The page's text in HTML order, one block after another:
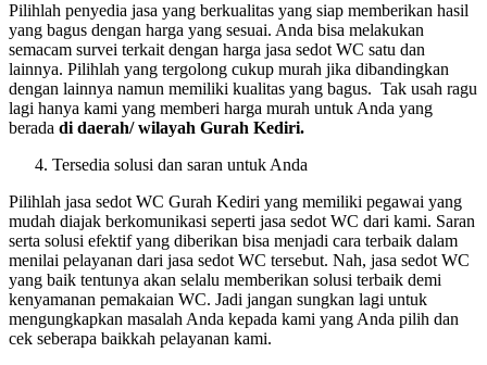
Pilihlah penyedia jasa yang berkualitas yang siap memberikan hasil
yang bagus dengan harga yang sesuai. Anda bisa melakukan
semacam survei terkait dengan harga jasa sedot WC satu dan
lainnya. Pilihlah yang tergolong cukup murah jika dibandingkan
dengan lainnya namun memiliki kualitas yang bagus. Tak usah ragu
lagi hanya kami yang memberi harga murah untuk Anda yang
berada di daerah/ wilayah Gurah Kediri.
Tersedia solusi dan saran untuk Anda
Pilihlah jasa sedot WC Gurah Kediri yang memiliki pegawai yang
mudah diajak berkomunikasi seperti jasa sedot WC dari kami. Saran
serta solusi efektif yang diberikan bisa menjadi cara terbaik dalam
menilai pelayanan dari jasa sedot WC tersebut. Nah, jasa sedot WC
yang baik tentunya akan selalu memberikan solusi terbaik demi
kenyamanan pemakaian WC. Jadi jangan sungkan lagi untuk
mengungkapkan masalah Anda kepada kami yang Anda pilih dan
cek seberapa baikkah pelayanan kami.